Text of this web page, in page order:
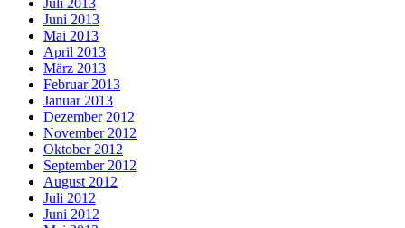
Juni 2013
Mai 2013
April 2013
März 2013
Februar 2013
Januar 2013
Dezember 2012
November 2012
Oktober 2012
September 2012
August 2012
Juli 2012
Juni 2012